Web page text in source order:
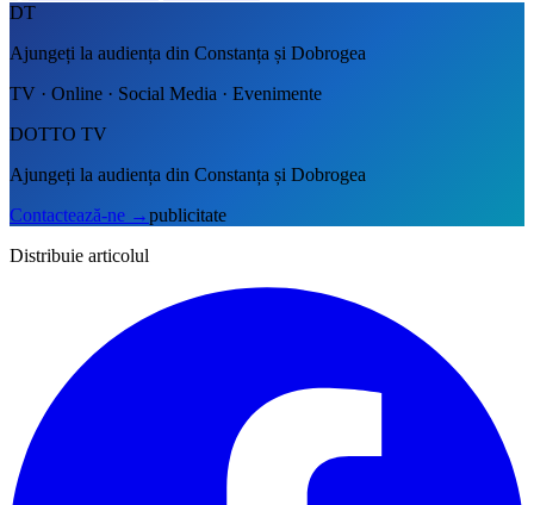
DT
Ajungeți la audiența din Constanța și Dobrogea
TV · Online · Social Media · Evenimente
DOTTO TV
Ajungeți la audiența din Constanța și Dobrogea
Contactează-ne →publicitate
Distribuie articolul